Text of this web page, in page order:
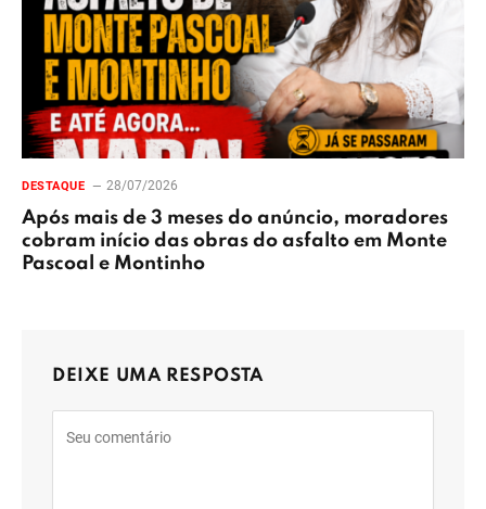
DESTAQUE 28/07/2026
Após mais de 3 meses do anúncio, moradores
cobram início das obras do asfalto em Monte
Pascoal e Montinho
DEIXE UMA RESPOSTA